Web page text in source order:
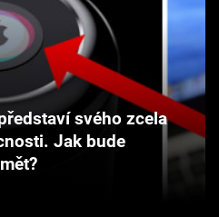
svého zcela
Jak bude